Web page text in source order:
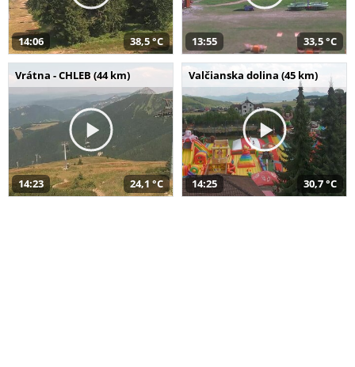
14:06 38,5 °C 13:55 33,5 °C
Vrátna - CHLEB (44 km)
14:23 24,1 °C
Valčianska dolina (45 km)
14:25 30,7 °C